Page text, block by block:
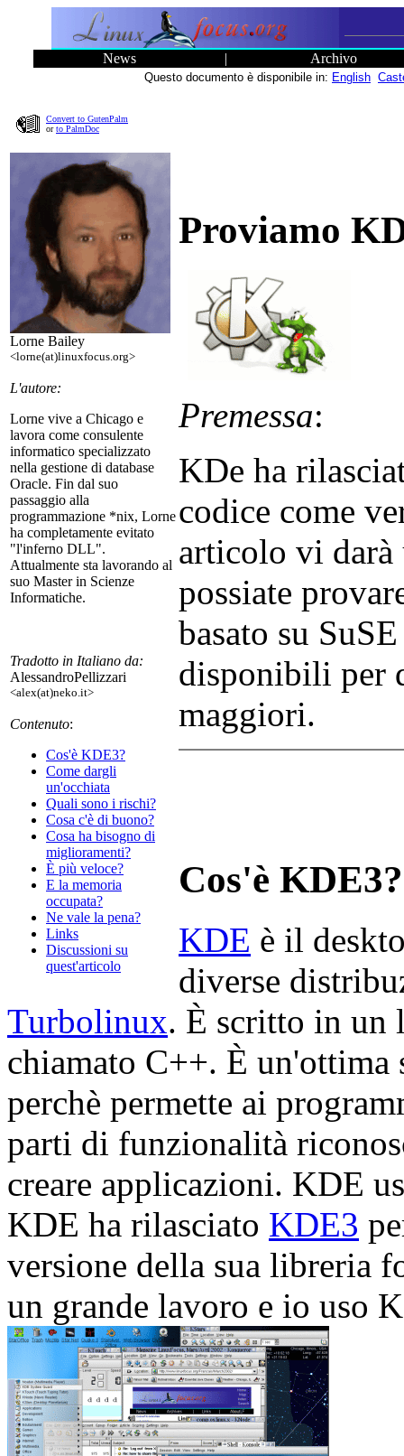
News | Archivo
Questo documento è disponibile in: English
Convert to GutenPalm
orto PalmDoc
Lorne Bailey
<lorne(at)linuxfocus.org>
L'autore:
Lorne vive a Chicago e
lavora come consulente
informatico specializzato
nella gestione di database
Oracle. Fin dal suo
passaggio alla
programmazione *nix, Lorne
ha completamente evitato
"l'inferno DLL".
Attualmente sta lavorando al
suo Master in Scienze
Informatiche.
Tradotto in Italiano da:
AlessandroPellizzari
<alex(at)neko.it>
Contenuto:
Cos'è KDE3?
Come dargli
un'occhiata
Quali sono i rischi?
Cosa c'è di buono?
Cosa ha bisogno di
miglioramenti?
È più veloce?
E la memoria
occupata?
Ne vale la pena?
Links
Discussioni su
quest'articolo
Proviamo
Premessa:
KDe ha
codice come
articolo vi darà
possiate
basato su
disponibili per
maggiori.
Cos'è KDE3?
KDE è il
diverse
Turbolinux. È scritto in un
chiamato C++. È un'ottima
perchè permette ai
parti di funzionalità
creare applicazioni. KDE
KDE ha rilasciato KDE3
versione della sua libreria
un grande lavoro e io uso